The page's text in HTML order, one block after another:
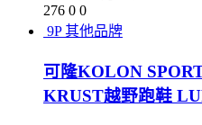
276 0 0
9P 其他品牌
可隆KOLON
KRUST越野跑鞋